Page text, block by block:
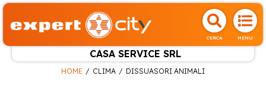
CERCA MENU
CASA SERVICE SRL
HOME CLIMA DISSUASORI ANIMALI